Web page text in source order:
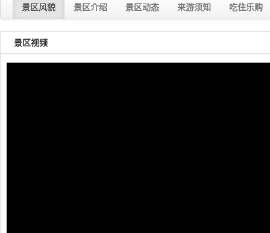
景区风貌 景区介绍 景区动态 来游须知 吃住乐购
景区视频